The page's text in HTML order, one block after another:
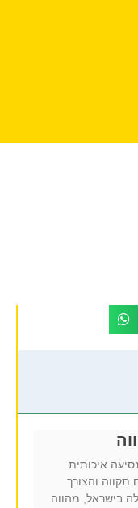
איכותית
והצורך
בישראל, מהווה